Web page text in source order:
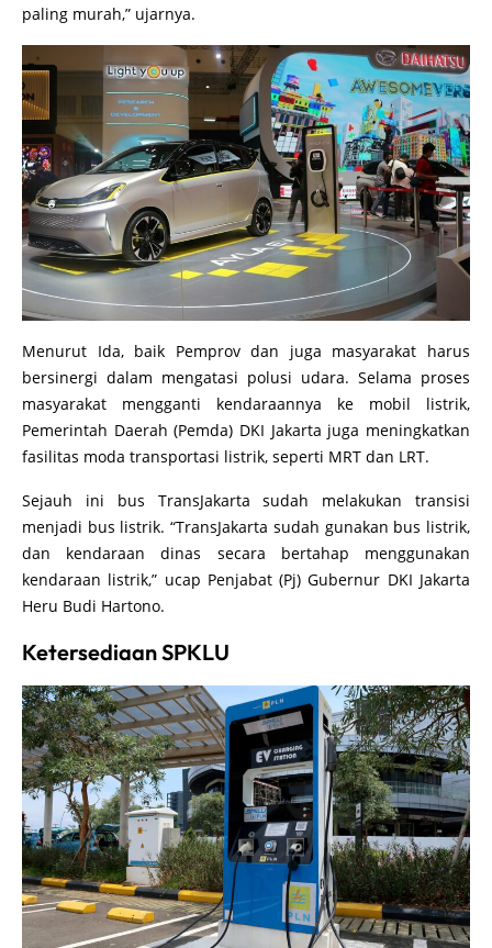
paling murah,” ujarnya.
Menurut Ida, baik Pemprov dan juga masyarakat harus
bersinergi dalam mengatasi polusi udara. Selama proses
masyarakat mengganti kendaraannya ke mobil listrik,
Pemerintah Daerah (Pemda) DKI Jakarta juga meningkatkan
fasilitas moda transportasi listrik, seperti MRT dan LRT.
Sejauh ini bus TransJakarta sudah melakukan transisi
menjadi bus listrik. “TransJakarta sudah gunakan bus listrik,
dan kendaraan dinas secara bertahap menggunakan
kendaraan listrik,” ucap Penjabat (Pj) Gubernur DKI Jakarta
Heru Budi Hartono.
Ketersediaan SPKLU